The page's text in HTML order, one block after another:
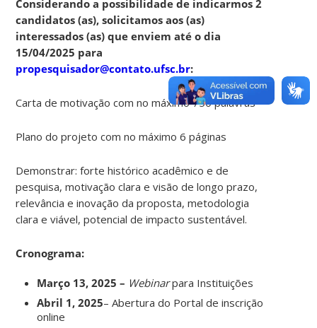
Considerando a possibilidade de indicarmos 2
candidatos (as), solicitamos aos (as)
interessados (as) que enviem até o dia
15/04/2025 para
propesquisador@contato.ufsc.br:
Carta de motivação com no máximo 750 palavras
Plano do projeto com no máximo 6 páginas
Demonstrar: forte histórico acadêmico e de
pesquisa, motivação clara e visão de longo prazo,
relevância e inovação da proposta, metodologia
clara e viável, potencial de impacto sustentável.
Cronograma:
Março 13, 2025 – Webinarpara Instituições
Abril 1, 2025– Abertura do Portal de inscrição
online